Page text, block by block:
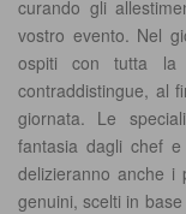
curando gli
vostro evento. Nel
ospiti con tutta la
contraddistingue, al
giornata. Le
fantasia dagli chef
delizieranno anche i
genuini, scelti in